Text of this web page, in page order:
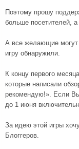
Поэтому прошу
больше посетителей, а
А все желающие могут
игру обнаружили.
К концу первого
которые написали
рекомендую!». Если Вы
до 1 июня
За идею этой игры
Блоггеров.